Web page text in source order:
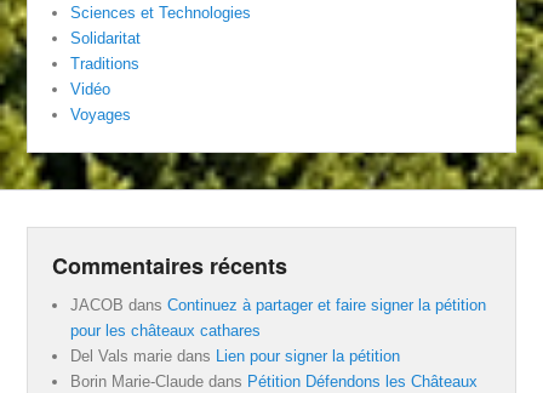
Sciences et Technologies
Solidaritat
Traditions
Vidéo
Voyages
Commentaires récents
JACOB dansContinuez à partager et faire signer la pétition
pour les châteaux cathares
Del Vals marie dans Lien pour signer la pétition
Borin Marie-Claude dans Pétition Défendons les Châteaux